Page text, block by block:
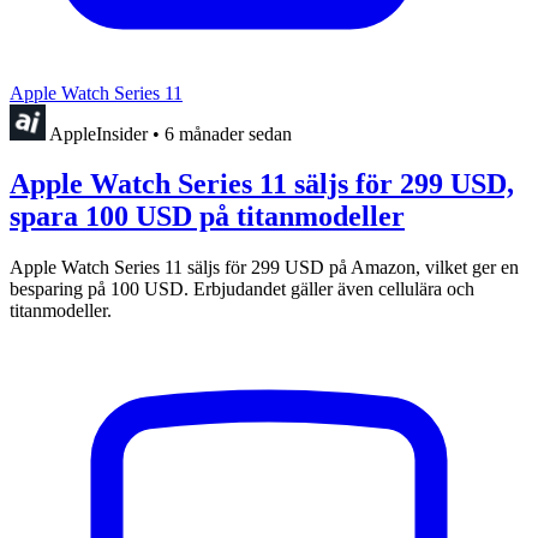
Apple Watch Series 11
AppleInsider • 6 månader sedan
Apple Watch Series 11 säljs för 299 USD,
spara 100 USD på titanmodeller
Apple Watch Series 11 säljs för 299 USD på Amazon, vilket ger en
besparing på 100 USD. Erbjudandet gäller även cellulära och
titanmodeller.